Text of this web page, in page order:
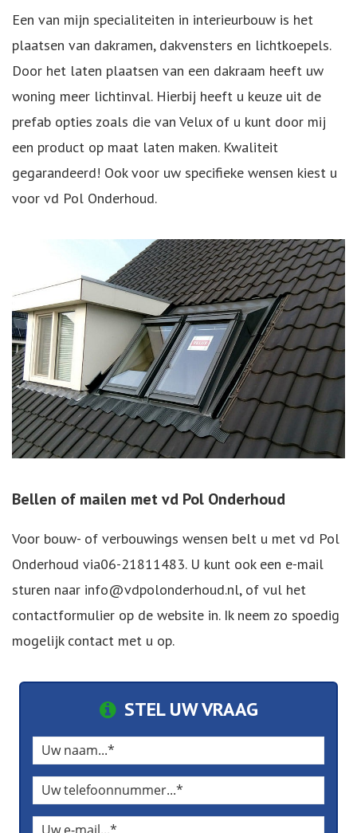
Een van mijn specialiteiten in interieurbouw is het
plaatsen van dakramen, dakvensters en lichtkoepels.
Door het laten plaatsen van een dakraam heeft uw
woning meer lichtinval. Hierbij heeft u keuze uit de
prefab opties zoals die van Velux of u kunt door mij
een product op maat laten maken. Kwaliteit
gegarandeerd! Ook voor uw specifieke wensen kiest u
voor vd Pol Onderhoud.
Bellen of mailen met vd Pol Onderhoud
Voor bouw- of verbouwings wensen belt u met vd Pol
Onderhoud via06-21811483. U kunt ook een e-mail
sturen naar info@vdpolonderhoud.nl, of vul het
contactformulier op de website in. Ik neem zo spoedig
mogelijk contact met u op.
STEL UW VRAAG